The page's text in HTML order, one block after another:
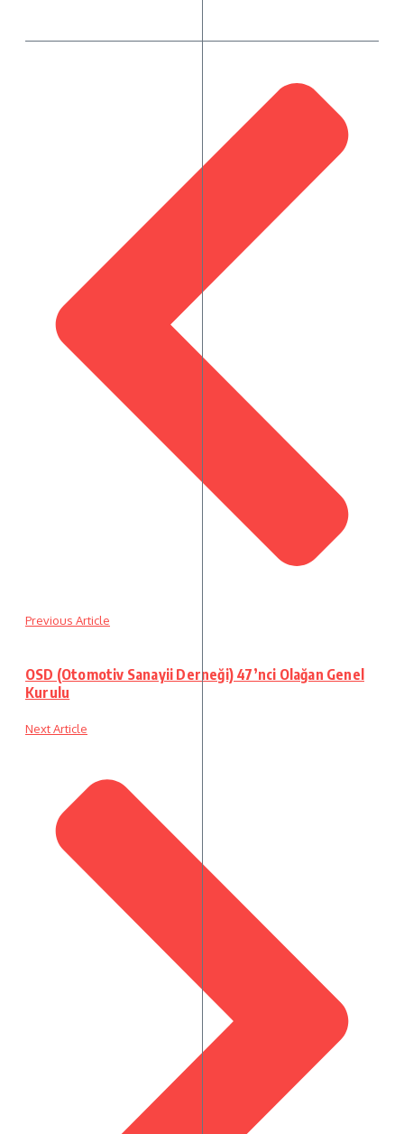
Previous Article
OSD (Otomotiv Sanayii Derneği) 47’nci Olağan Genel
Kurulu
Next Article